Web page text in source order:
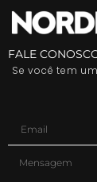
FALE
Se você tem